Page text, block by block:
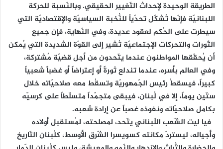
الطريقة الوحيدة لإحداث التّغيير الحقيقي. وبالنّسبة للحركة
اللبنانيّة فإنّها تُشكّل تحدّياً للنُّخبة السياسيّة والإقتصاديّة التي
سيطرت على الحُكم لعقود عديدة، وفي النّهاية، فإن جميع
الثّورات والتحركات الإجتماعيّة تُشير إلى القوّة الشديدة التي يُمكن
أن يُحقّقها المواطنون عندما يتّحدون من أجل قضيّة مُشتركة،
وفي العالم بأسره، عندما تندلع ثورةً أو إعتراضاً أو غضباً شعبياً
كبيراً، فيسقطُ رئيس الجّمهوريّة وتسقُط معه صلاحيّاته خلال
ستّين يوماً، إلا في لُبنان، فيبقى متجمّداً متسلّطاً على كرسيّه
بكامل صلاحيّاته ونفوذه غصباً عن إرادة شعبه.
فيا ليت الشّعب اللّبناني يتّحد، لمصلحته، لمُستقبل أولاده
وأجياله، ليستردّ مكانته كسويسرا الشّرق الأوسط، كلُبنان التّاريخ